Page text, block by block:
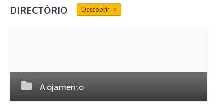
DIRECTÓRIO Descobrir
Alojamento